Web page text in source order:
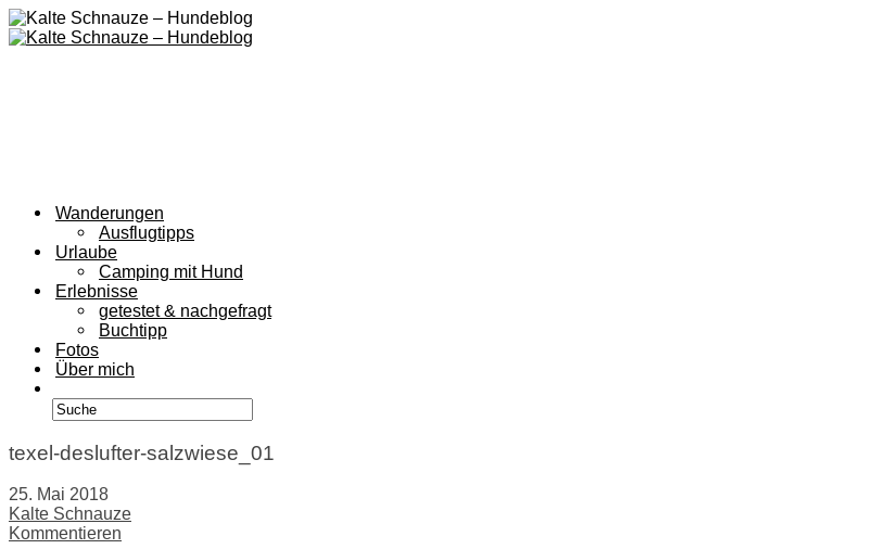
Wanderungen
Ausflugtipps
Urlaube
Camping mit Hund
Erlebnisse
getestet & nachgefragt
Buchtipp
Fotos
Über mich
texel-deslufter-salzwiese_01
25. Mai 2018
Kalte Schnauze
Kommentieren